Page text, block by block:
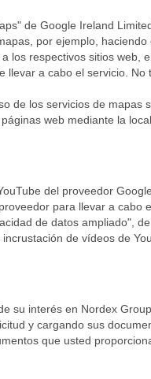
de Google Ireland
por ejemplo,
los respectivos sitios web,
a cabo el servicio.
de los servicios de mapas
web mediante la
del proveedor
para llevar a cabo
de datos ampliado",
de vídeos de
su interés en Nordex
y cargando sus
que usted